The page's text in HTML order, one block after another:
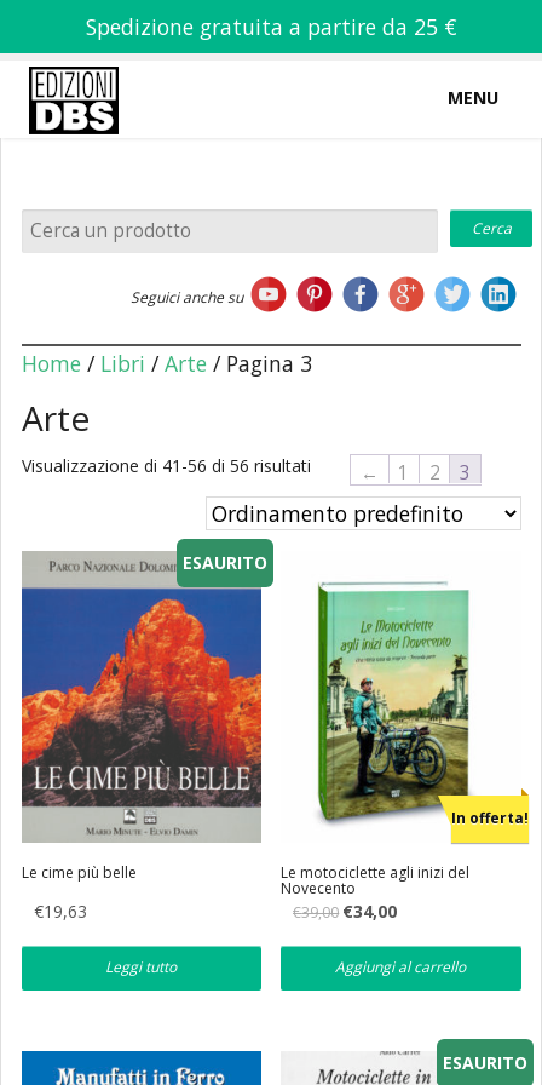
Spedizione gratuita a partire da 25 €
MENU
Home
Chi siamo
Libri
Eventi
Librerie
Seguici anche su
Home/ Libri / Arte/ Pagina 3
Arte
Visualizzazione di 41-56 di 56 risultati
ESAURITO
Le cime più belle
€19,63
Leggi tutto
In offerta!
Le motociclette agli inizi del
Novecento
€39,00 Il
prezzo
originale
era:
€34,00Il
attuale
è:
Aggiungi al carrello
ESAURITO
← 1 2 3